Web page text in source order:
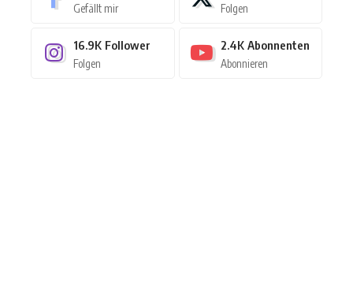
Gefällt mir Folgen
16.9K Follower
Folgen
2.4K Abonnenten
Abonnieren